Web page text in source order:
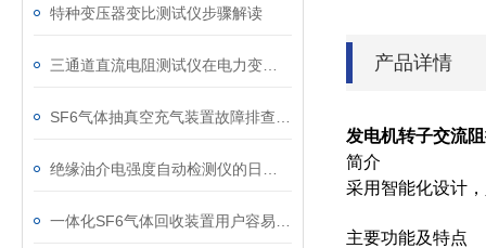
特种变压器变比测试仪步骤解读
产品详情
发电机转子交流
简介
采用智能化设计
主要功能及特点